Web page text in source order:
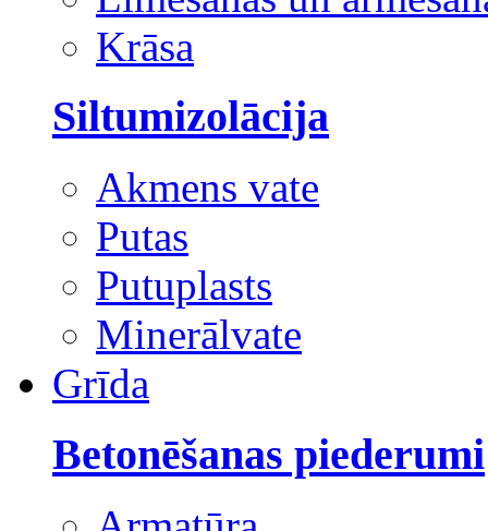
Krāsa
Siltumizolācija
Akmens vate
Putas
Putuplasts
Minerālvate
Grīda
Betonēšanas piederumi